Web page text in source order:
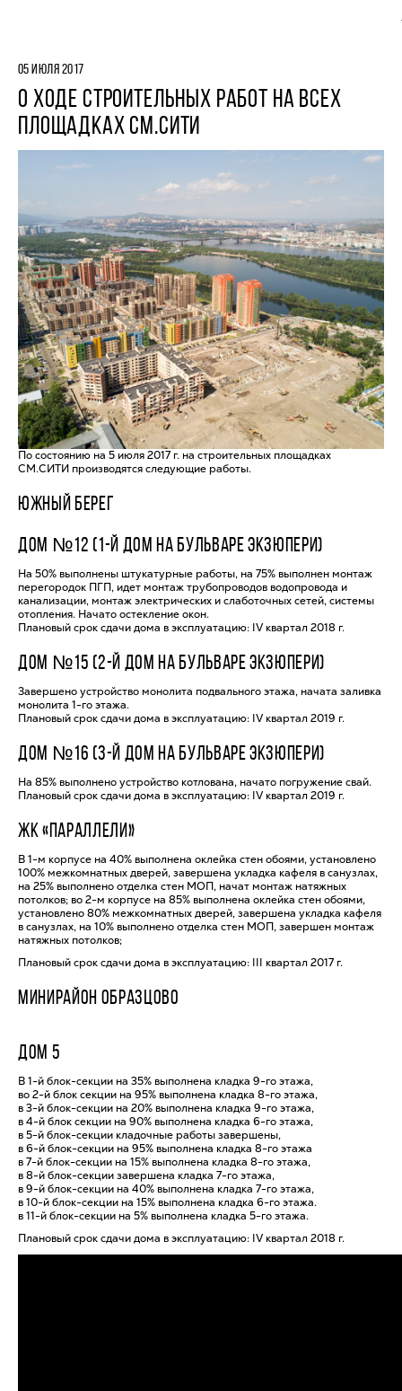
05 ИЮЛЯ 2017
О ХОДЕ СТРОИТЕЛЬНЫХ РАБОТ НА ВСЕХ
ПЛОЩАДКАХ СМ.СИТИ
По состоянию на 5 июля 2017 г. на строительных площадках
СМ.СИТИ производятся следующие работы.
ЮЖНЫЙ БЕРЕГ
ДОМ №12 (1-Й ДОМ НА БУЛЬВАРЕ ЭКЗЮПЕРИ)
На 50% выполнены штукатурные работы, на 75% выполнен монтаж
перегородок ПГП, идет монтаж трубопроводов водопровода и
канализации, монтаж электрических и слаботочных сетей, системы
отопления. Начато остекление окон.
Плановый срок сдачи дома в эксплуатацию: IV квартал 2018 г.
ДОМ №15 (2-Й ДОМ НА БУЛЬВАРЕ ЭКЗЮПЕРИ)
Завершено устройство монолита подвального этажа, начата заливка
монолита 1-го этажа.
Плановый срок сдачи дома в эксплуатацию: IV квартал 2019 г.
ДОМ №16 (3-Й ДОМ НА БУЛЬВАРЕ ЭКЗЮПЕРИ)
На 85% выполнено устройство котлована, начато погружение свай.
Плановый срок сдачи дома в эксплуатацию: IV квартал 2019 г.
ЖК «ПАРАЛЛЕЛИ»
В 1-м корпусе на 40% выполнена оклейка стен обоями, установлено
100% межкомнатных дверей, завершена укладка кафеля в санузлах,
на 25% выполнено отделка стен МОП, начат монтаж натяжных
потолков; во 2-м корпусе на 85% выполнена оклейка стен обоями,
установлено 80% межкомнатных дверей, завершена укладка кафеля
в санузлах, на 10% выполнено отделка стен МОП, завершен монтаж
натяжных потолков;
Плановый срок сдачи дома в эксплуатацию: III квартал 2017 г.
МИНИРАЙОН ОБРАЗЦОВО
ДОМ 5
В 1-й блок-секции на 35% выполнена кладка 9-го этажа,
во 2-й блок секции на 95% выполнена кладка 8-го этажа,
в 3-й блок-секции на 20% выполнена кладка 9-го этажа,
в 4-й блок секции на 90% выполнена кладка 6-го этажа,
в 5-й блок-секции кладочные работы завершены,
в 6-й блок-секции на 95% выполнена кладка 8-го этажа
в 7-й блок-секции на 15% выполнена кладка 8-го этажа,
в 8-й блок-секции завершена кладка 7-го этажа,
в 9-й блок-секции на 40% выполнена кладка 7-го этажа,
в 10-й блок-секции на 15% выполнена кладка 6-го этажа.
в 11-й блок-секции на 5% выполнена кладка 5-го этажа.
Плановый срок сдачи дома в эксплуатацию: IV квартал 2018 г.